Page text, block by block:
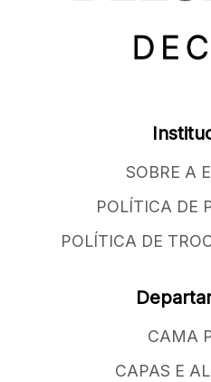
SOBRE A
POLÍTICA DE
POLÍTICA DE
CAMA
CAPAS E